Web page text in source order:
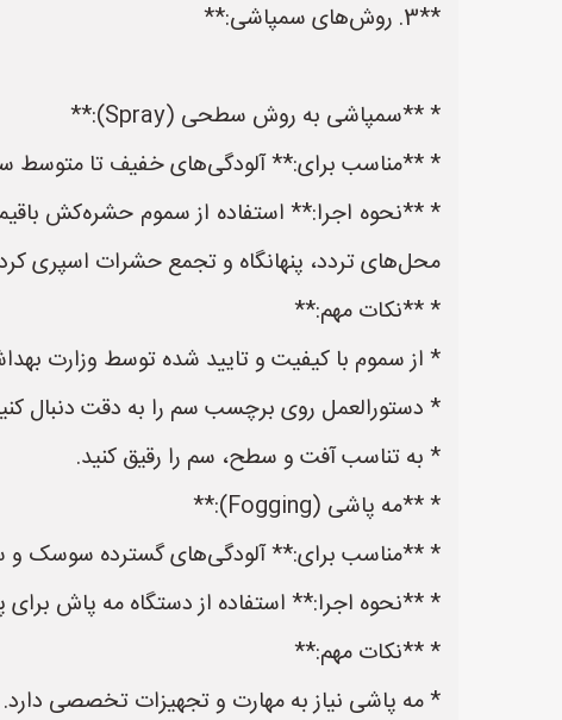
**3. روش‌های سمپاشی:**
* **سمپاشی به روش سطحی (Spray):**
* **مناسب برای:** آلودگی‌های خفیف تا متوسط
محل‌های تردد، پنهانگاه و تجمع حشرات اسپری
* **نکات مهم:**
* از سموم با کیفیت و تایید شده توسط وزارت
* دستورالعمل روی برچسب سم را به دقت دنبال
* به تناسب آفت و سطح، سم را رقیق کنید.
* **مه پاشی (Fogging):**
* **مناسب برای:** آلودگی‌های گسترده سوسک
* **نحوه اجرا:** استفاده از دستگاه مه پاش
* **نکات مهم:**
* مه پاشی نیاز به مهارت و تجهیزات تخصصی دارد.